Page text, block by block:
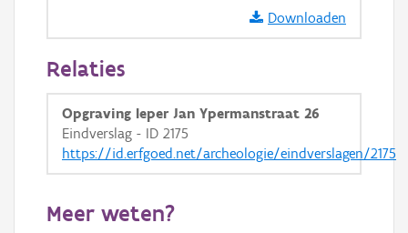
Downloaden
Relaties
Opgraving Ieper Jan Ypermanstraat 26
Eindverslag - ID 2175
https://id.erfgoed.net/archeologie/eindverslagen/2175
Meer weten?